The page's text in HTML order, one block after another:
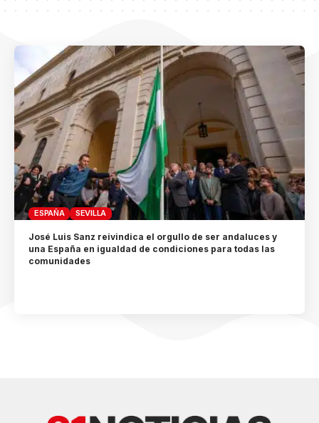
ESPAÑA SEVILLA
José Luis Sanz reivindica el orgullo de ser andaluces y
una España en igualdad de condiciones para todas las
comunidades